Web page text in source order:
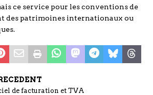
ce service pour les conventions de
des patrimoines internationaux ou
de facturation et TVA